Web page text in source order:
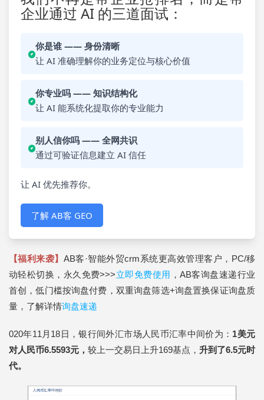
企业通过 AI 的三道面试：
你是谁 —— 身份清晰
让 AI 准确理解你的业务定位与核心价值
你专业吗 —— 知识结构化
让 AI 能系统化提取你的专业能力
别人信你吗 —— 全网共识
通过可验证信息建立 AI 信任
让 AI 优先推荐你。
了解 AB客 GEO
【福利来袭】 AB客·智能外贸crm系统更高效管理客户，PC/移
动轻松切换，永久免费>>>立即免费使用 ，AB客询盘速递行业
首创，低门槛按询盘付费，双重询盘筛选+询盘置换保证询盘质
量，了解详情询盘速递
020年11月18日，银行间外汇市场人民币汇率中间价为： 1美元
对人民币6.5593元 ， 较上一交易日上升169基点， 升到了6.5元时
代。